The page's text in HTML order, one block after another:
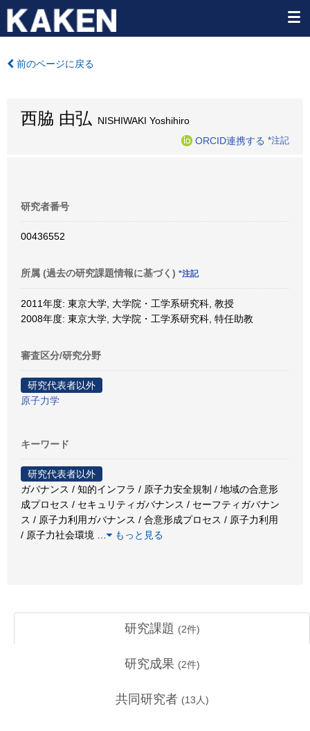
前のページに戻る
西脇 由弘 NISHIWAKI Yoshihiro
ORCID連携する *注記
研究者番号
00436552
所属 (過去の研究課題情報に基づく) *注記
2011年度: 東京大学, 大学院・工学系研究科, 教授
2008年度: 東京大学, 大学院・工学系研究科, 特任助教
審査区分/研究分野
研究代表者以外
原子力学
キーワード
研究代表者以外
ガバナンス / 知的インフラ / 原子力安全規制 / 地域の合意形
成プロセス / セキュリティガバナンス / セーフティガバナン
ス / 原子力利用ガバナンス / 合意形成プロセス / 原子力利用
/ 原子力社会環境
もっと見る
研究課題 (2件)
研究成果 (2件)
共同研究者 (13 人)